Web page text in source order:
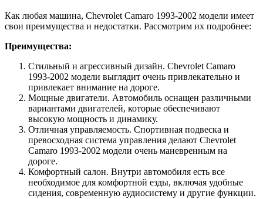
Как любая машина, Chevrolet Camaro 1993-2002 модели имеет
свои преимущества и недостатки. Рассмотрим их подробнее:
Преимущества:
Стильный и агрессивный дизайн. Chevrolet Camaro
1993-2002 модели выглядит очень привлекательно и
привлекает внимание на дороге.
Мощные двигатели. Автомобиль оснащен различными
вариантами двигателей, которые обеспечивают
высокую мощность и динамику.
Отличная управляемость. Спортивная подвеска и
превосходная система управления делают Chevrolet
Camaro 1993-2002 модели очень маневренным на
дороге.
Комфортный салон. Внутри автомобиля есть все
необходимое для комфортной езды, включая удобные
сидения, современную аудиосистему и другие функции.